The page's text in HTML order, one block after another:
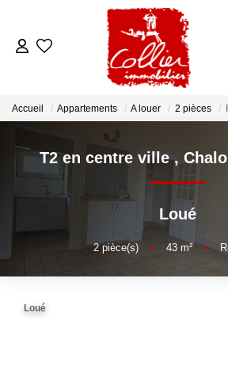
ACCUEIL
A Vendre
A Louer
NOS
Accueil Appartements A louer 2 pièces
T2 en centre ville,
Loué
2pièce(s) • 43m² •
Loué